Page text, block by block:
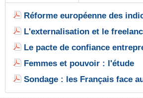
Réforme européenne des
L'externalisation et le
Le pacte de confiance
Femmes et pouvoir : l'étude
Sondage : les Français face